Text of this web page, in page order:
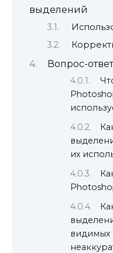
выделений
Вопрос-
их
видимых